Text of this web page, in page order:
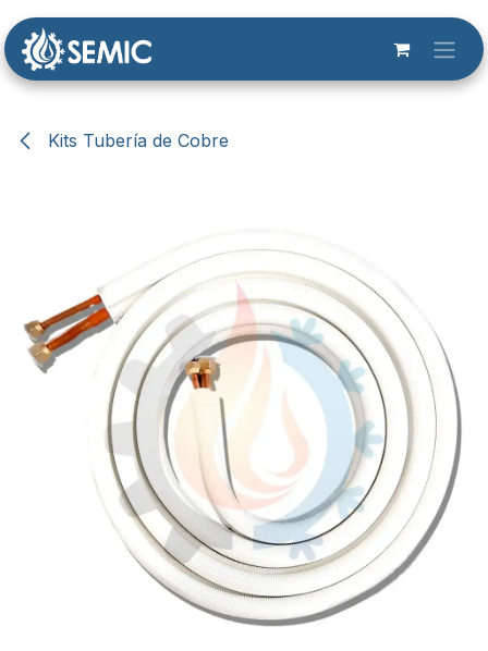
Ir al contenido
Kits Tubería de Cobre